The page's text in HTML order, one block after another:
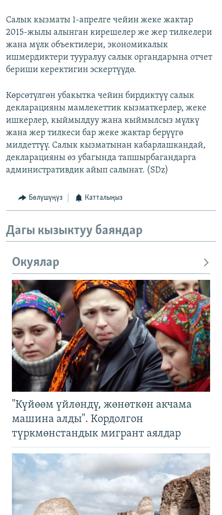
Салык кызматы 1-апрелге чейин жеке жактар
2015-жылы алынган кирешелер же жер тилкелери
жана мүлк объектилери, экономикалык
ишмердиктери тууралуу салык органдарына отчет
бериши керектигин эскертүүдө.
Көрсөтүлгөн убакытка чейин бирдиктүү салык
декларацияны мамлекеттик кызматкерлер, жеке
ишкерлер, кыймылдуу жана кыймылсыз мүлкү
жана жер тилкеси бар жеке жактар берүүгө
милдеттүү. Салык кызматынан кабарлашкандай,
декларацияны өз убагында тапшырбагандарга
административдик айып салынат. (SDz)
Бөлүшүңүз Катталыңыз
Дагы кызыктуу баяндар
Окуялар
"Күйөөм үйлөндү, жөнөткөн акчама
машина алды". Кордолгон
түркмөнстандык мигрант аялдар